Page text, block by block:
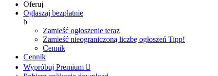
Oferuj
Ogłaszaj bezpłatnie
b
Zamieść ogłoszenie teraz
Zamieść nieograniczoną liczbę ogłoszeń Tipp!
Cennik
Cennik
Wypróbuj Premium 